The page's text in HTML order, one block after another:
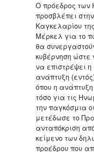
Ο πρόεδρος
προσβλέπει
Καγκελαρίου
Μέρκελ για το
θα
κυβέρνηση ώστε
να επιστρέψει
ανάπτυξη
όπου η
τόσο για τις
την παγκόσμια
μετέδωσε το
ανταπόκριση
κείμενο των
προέδρου που